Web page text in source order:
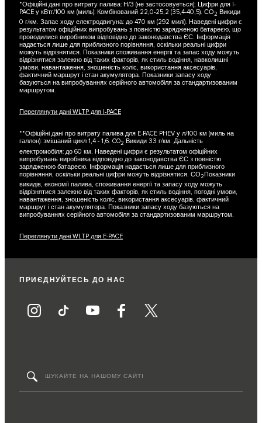
*Офіційні дані про витрату палива: Н/З (не застосовуеться); Цифри для I-
PACE у кВтг/100 км (миль): Комбінований 22,0-25,2 (35,4-40,5). СО2 Викиди
0 г/км. Запас ходу електродвигуна: до 470 км (292 милі). Наведені цифри є
результатом офіційних випробувань з повністю зарядженою батареєю, що
проводилися виробником відповідно до законодавства ЄС. Інформація
надається лише для приблизного порівняння, оскільки реальні цифри
можуть відрізнятися. Показники споживання енергії та запас ходу можуть
відрізнятися залежно від таких факторів, як стиль водіння, навколишні
умови, навантаження, зношеність коліс, використання аксесуарів,
фактичний маршрут і стан акумулятора. Показники запасу ходу
базуються на випробуваннях серійного автомобіля за стандартизованим
маршрутом.
Переглянути дані WLTP для I-PACE
**Офіційні дані про витрату палива для E-PACE PHEV у л/100 км (миль на
галлон): змішаний цикл 1,4 - 1,6. CO2 Викиди 33 г/км. Дальність
електромобіля: до 60 км. Наведені цифри є результатом офіційних
випробувань виробника відповідно до законодавства ЄС з повністю
зарядженою батареєю. Інформація надається лише для приблизного
порівняння, оскільки реальні цифри можуть відрізнятися. СО2Показники
викидів, економії палива, споживання енергії та запасу ходу можуть
відрізнятися залежно від таких факторів, як стиль водіння, погодні умови,
навантаження, зношеність коліс, використання аксесуарів, фактичний
маршрут і стан акумулятора. Показники запасу ходу базуються на
випробуваннях серійного автомобіля за стандартизованим маршрутом.
Переглянути дані WLTP для E-PACE
ПРИЄДНУЙТЕСЬ ДО НАС